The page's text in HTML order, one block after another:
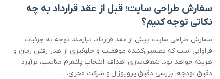
سفارش طراحی سایت؛ قبل از عقد قرارداد به چه
نکاتی توجه کنیم؟
سفارش طراحی سایت پیش از عقد قرارداد، نیازمند توجه به جزئیات
فراوانی است که تضمین‌کننده موفقیت و جلوگیری از هدر رفتن زمان و
هزینه خواهد بود. شفاف‌سازی اهداف، انتخاب پلتفرم مناسب، برآورد
دقیق بودجه، بررسی دقیق پروپوزال و شرکت مجری،…